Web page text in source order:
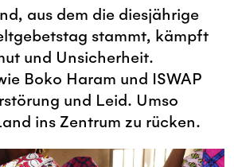
aus dem die diesjährige
stammt, kämpft
und Unsicherheit.
Boko Haram und ISWAP
und Leid. Umso
ins Zentrum zu rücken.